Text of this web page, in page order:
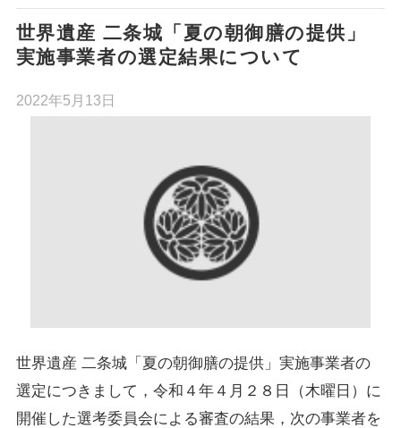
世界遺産 二条城「夏の朝御膳の提供」
実施事業者の選定結果について
2022年5月13日
世界遺産 二条城「夏の朝御膳の提供」実施事業者の
選定につきまして，令和４年４月２８日（木曜日）に
開催した選考委員会による審査の結果，次の事業者を